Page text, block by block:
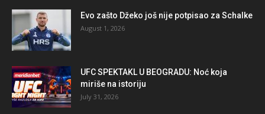
Evo zašto Džeko još nije potpisao za Schalke
August 1, 2026
UFC SPEKTAKL U BEOGRADU: Noć koja
miriše na istoriju
July 31, 2026